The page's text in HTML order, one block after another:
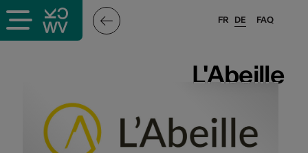
FAQ
FR DE
L'Abeille
L'Abeille